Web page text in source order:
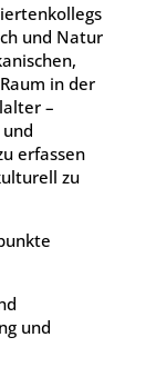
und Natur
in der
–
erfassen
zu
und